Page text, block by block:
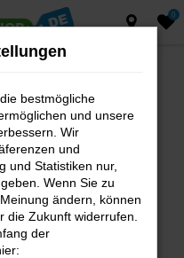
0
helfen können:
und deine
Beispiel deine
bestmögliche
und unsere
Wir
und
und Statistiken nur,
Wenn Sie zu
ändern, können
die Zukunft widerrufen.
der